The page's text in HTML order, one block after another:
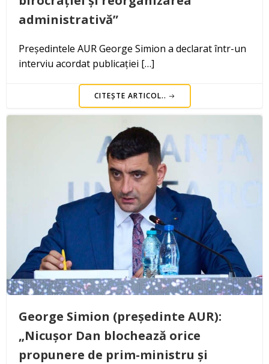
administrativă”
Președintele AUR George Simion a declarat într-un
interviu acordat publicației […]
CITEȘTE ARTICOL..
George Simion (președinte AUR):
„Nicușor Dan blochează orice
propunere de prim-ministru și